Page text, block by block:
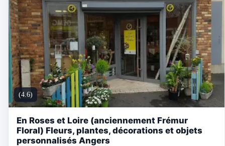
(4.6)
En Roses et Loire (anciennement Frémur
Floral) Fleurs, plantes, décorations et objets
personnalisés Angers